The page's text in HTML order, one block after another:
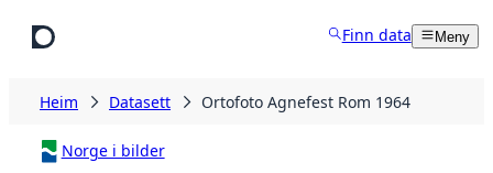
Finn data Meny
Heim Datasett Ortofoto Agnefest Rom 1964
Norge i bilder